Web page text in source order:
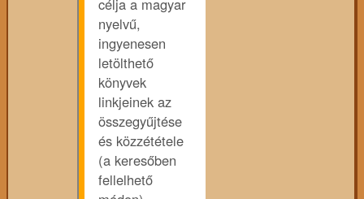
célja a magyar
nyelvű,
ingyenesen
letölthető
könyvek
linkjeinek az
összegyűjtése
és közzététele
(a keresőben
fellelhető